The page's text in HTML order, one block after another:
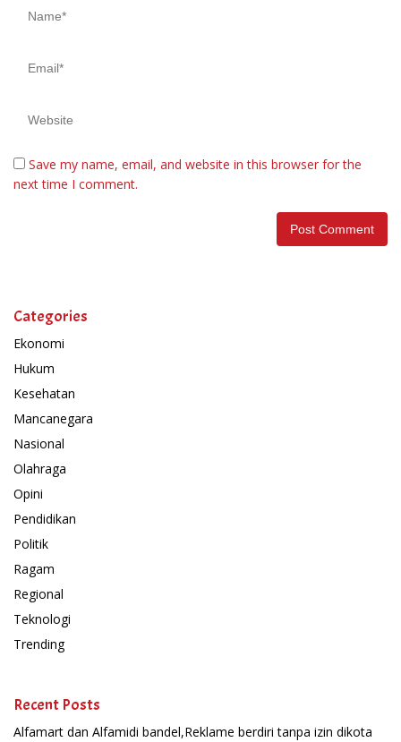
Save my name, email, and website in this browser for the
next time I comment.
Categories
Ekonomi
Hukum
Kesehatan
Mancanegara
Nasional
Olahraga
Opini
Pendidikan
Politik
Ragam
Regional
Teknologi
Trending
Recent Posts
Alfamart dan Alfamidi bandel,Reklame berdiri tanpa izin dikota